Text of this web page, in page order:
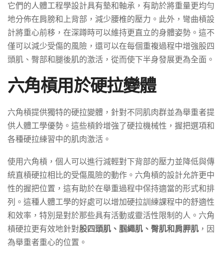
它們的人體工程學設計具有墊和軸承，有助於將重量更均勻
地分佈在肩膀和上背部，減少腰椎的壓力。此外，彎曲槓設
計將重心前移，在深蹲時可以維持更直立的身體姿勢。這不
僅可以減少受傷的風險，還可以在每個重複過程中增強股四
頭肌、臀部和腿後肌的激活，從而使下半身發展更為全面。
六角槓用於硬拉變體
六角槓提供獨特的硬拉變體，針對不同肌肉群並為舉重者提
供人體工學優勢。這些槓鈴增強了硬拉機械性，握把選項和
各種硬拉練習中的肌肉激活。
使用六角槓，個人可以進行減輕對下背部的壓力並降低與傳
統直槓硬拉相比的受傷風險的動作。六角槓的設計允許更中
性的握把位置，這有助於在舉重過程中保持適當的形式和排
列。這種人體工學的好處可以增加硬拉訓練課程中的舒適性
和效率，特別是對於那些具有活動或靈活性限制的人。六角
槓硬拉更有效地針對股四頭肌、腘繩肌、臀肌和肩胛肌 ，因
為舉重者重心的位置。